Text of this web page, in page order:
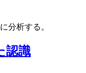
分析する。
認識